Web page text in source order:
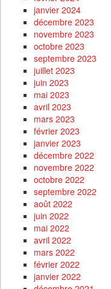
janvier 2024
décembre 2023
novembre 2023
octobre 2023
septembre 2023
juillet 2023
juin 2023
mai 2023
avril 2023
mars 2023
février 2023
janvier 2023
décembre 2022
novembre 2022
octobre 2022
septembre 2022
août 2022
juin 2022
mai 2022
avril 2022
mars 2022
février 2022
janvier 2022